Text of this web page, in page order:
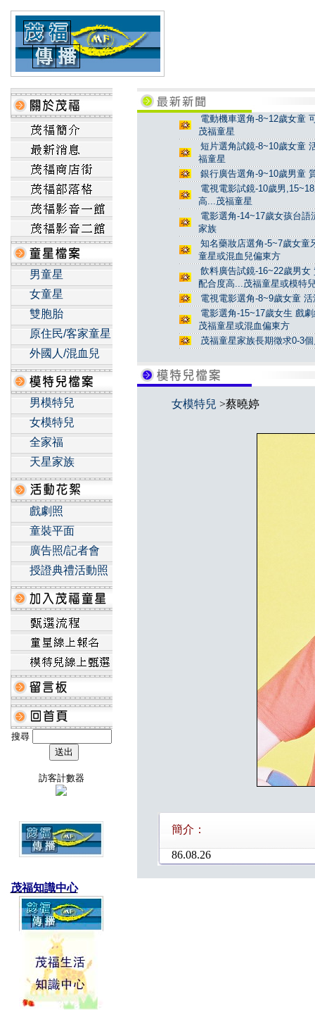
男童星
女童星
雙胞胎
原住民/客家童星
外國人/混血兒
男模特兒
女模特兒
全家福
天星家族
戲劇照
童裝平面
廣告照/記者會
授證典禮活動照
搜尋
訪客計數器
茂福知識中心
電動機車選角-8~12歲女童
茂福童星
短片選角試鏡-8~10歲女童
福童星
銀行廣告選角-9~10歲男童
電視電影試鏡-10歲男
高...茂福童星
電影選角-14~17歲女孩台
家族
知名藥妝店選角-5~7歲女童
童星或混血兒偏東方
飲料廣告試鏡-16~22歲男
配合度高...茂福童星或模特
電視電影選角-8~9歲女童
電影選角-15~17歲女生 戲
茂福童星或混血偏東方
茂福童星家族長期徵求0-3
女模特兒 >蔡曉婷
簡介：
86.08.26